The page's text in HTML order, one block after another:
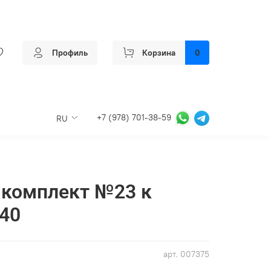
Профиль Корзина 0
RU +7 (978) 701-38-59
арт. 007375
№23 к